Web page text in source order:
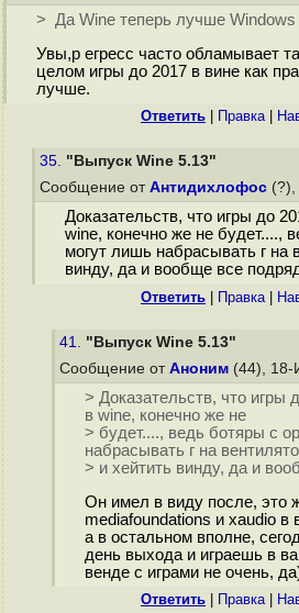
> Да Wine теперь лучше Windows
Увы,р егресс часто обламывает
целом игры до 2017 в вине как
лучше.
Ответить Правка|
35. "Выпуск Wine 5.13"
Сообщение от Антидихлофос
Доказательств, что игры до
wine, конечно же не будет....,
могут лишь набрасывать г на
винду, да и вообще все
Ответить Правка|
41. "Выпуск Wine 5.13"
Сообщение от Аноним (44),
> Доказательств, что игры
в wine, конечно же не
> будет...., ведь ботяры с
набрасывать г на
> и хейтить винду, да и
Он имел в виду после, это
mediafoundations и xaudio в
а в остальном вполне,
день выхода и играешь в
венде с играми не очень,
Ответить Правка|